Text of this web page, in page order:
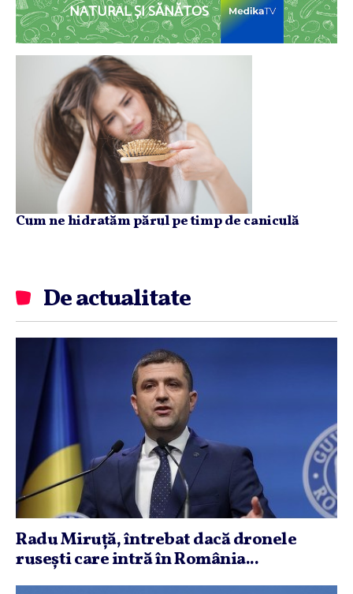
NATURAL ȘI SĂNĂTOS
Cum ne hidratăm părul pe timp de caniculă
De actualitate
Radu Miruţă, întrebat dacă dronele
ruseşti care intră în România...